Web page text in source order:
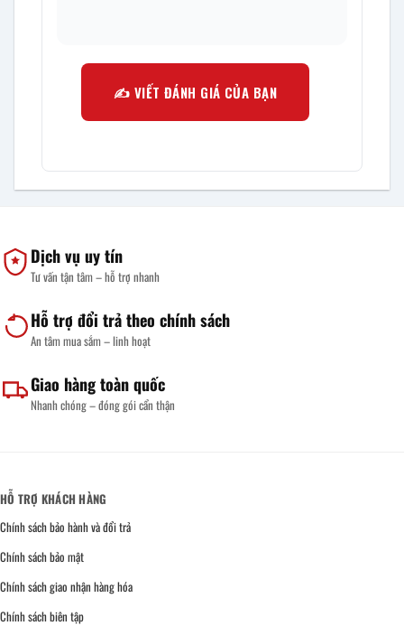
✍️ VIẾT ĐÁNH GIÁ CỦA BẠN
Dịch vụ uy tín
Tư vấn tận tâm – hỗ trợ nhanh
Hỗ trợ đổi trả theo chính sách
An tâm mua sắm – linh hoạt
Giao hàng toàn quốc
Nhanh chóng – đóng gói cẩn thận
HỖ TRỢ KHÁCH HÀNG
Chính sách bảo hành và đổi trả
Chính sách bảo mật
Chính sách giao nhận hàng hóa
Chính sách biên tập